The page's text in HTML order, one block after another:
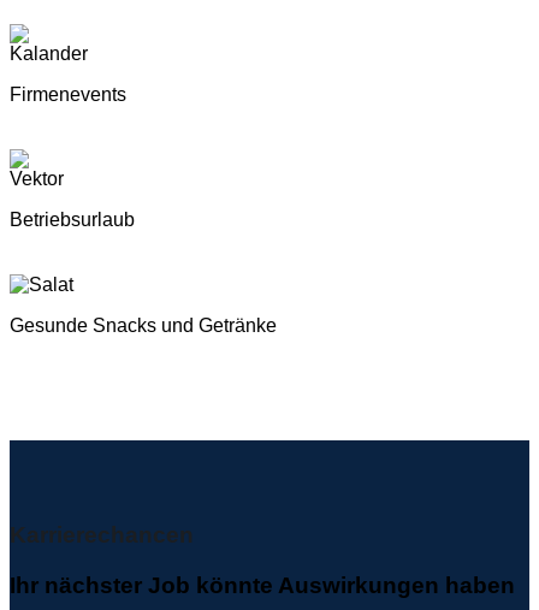
Firmenevents
Betriebsurlaub
Gesunde Snacks und Getränke
Karrierechancen
Ihr nächster Job könnte Auswirkungen haben